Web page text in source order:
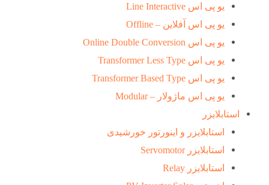
یو پی اس Line Interactive
یو پی اس آفلاین – Offline
یو پی اس Online Double Conversion
یو پی اس Transformer Less Type
یو پی اس Transformer Based Type
یو پی اس ماژولار – Modular
استابلایزر
استابلایزر و اینورتور خورشیدی
استابلایزر Servomotor
استابلایزر Relay